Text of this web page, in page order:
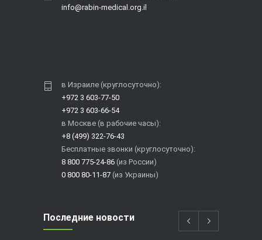
info@rabin-medical.org.il
в Израиле (круглосуточно):
+972 3 603-77-50
+972 3 603-66-54
в Москве (в рабочие часы):
+8 (499) 322-76-43
Бесплатные звонки (круглосуточно):
8 800 775-24-86 (из России)
0 800 80-11-87 (из Украины)
Последние новости